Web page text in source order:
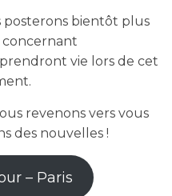
posterons bientôt plus
concernant
vie lors de cet
revenons vers vous
des nouvelles !
– Paris